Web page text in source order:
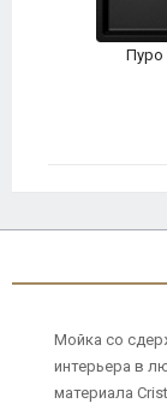
Пуро
Мойка со
интерьера в
материала